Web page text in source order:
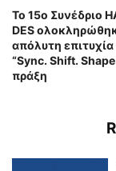
Το 15ο Συνέδριο
DES
απόλυτη επιτυχία
“Sync. Shift.
πράξη